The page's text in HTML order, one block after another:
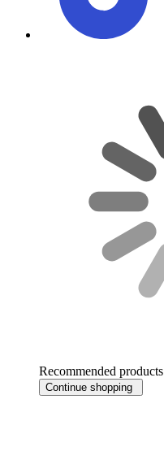
Recommended products
Continue shopping